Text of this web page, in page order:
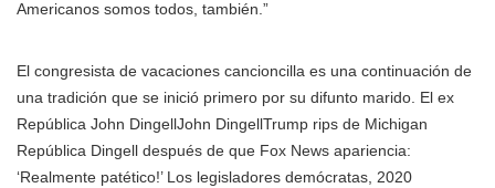
Americanos somos todos, también.”
El congresista de vacaciones cancioncilla es una continuación de
una tradición que se inició primero por su difunto marido. El ex
República John DingellJohn DingellTrump rips de Michigan
República Dingell después de que Fox News apariencia:
‘Realmente patético!’ Los legisladores demócratas, 2020